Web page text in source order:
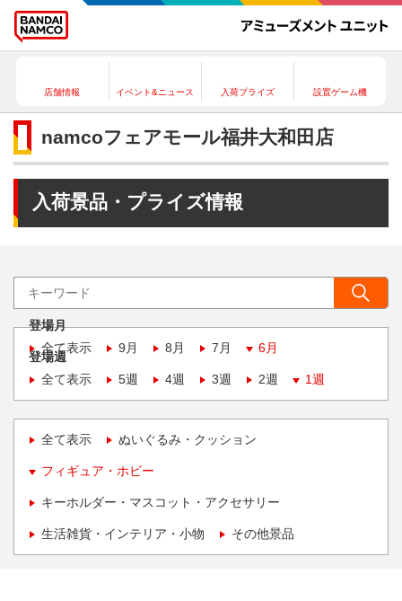
店舗情報 イベント&ニュース 入荷プライズ 設置ゲーム機
namcoフェアモール福井大和田店
入荷景品・プライズ情報
登場月
全て表示
9月 8月 7月 6月
登場週
全て表示
5週 4週 3週 2週 1週
全て表示 ぬいぐるみ・クッション
フィギュア・ホビー
キーホルダー・マスコット・アクセサリー
生活雑貨・インテリア・小物 その他景品